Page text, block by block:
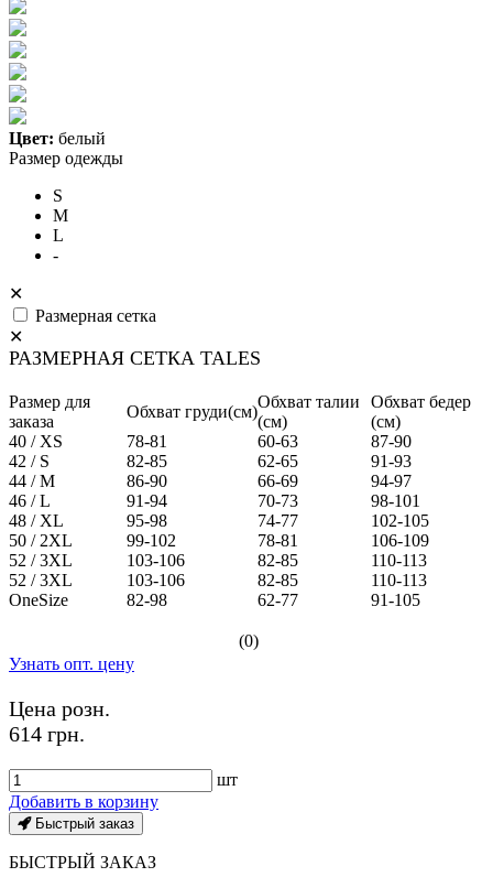
Цвет: белый
Размер одежды
S
M
L
-
✕
Размерная сетка
✕
РАЗМЕРНАЯ СЕТКА TALES
Размер для
заказа
Обхват груди(см)
Обхват талии
(см)
Обхват бедер
(см)
40 / XS
78-81 60-63
87-90
42 / S
82-85 62-65
91-93
44 / M
86-90 66-69
94-97
46 / L
91-94 70-73
98-101
48 / XL
95-98 74-77
102-105
50 / 2XL
99-102 78-81
106-109
52 / 3XL
103-106 82-85
110-113
52 / 3XL
103-106 82-85
110-113
OneSize
82-98 62-77 91-105
(0)
Узнать опт. цену
Цена розн.
614 грн.
шт
Добавить в корзину
Быстрый заказ
БЫСТРЫЙ ЗАКАЗ